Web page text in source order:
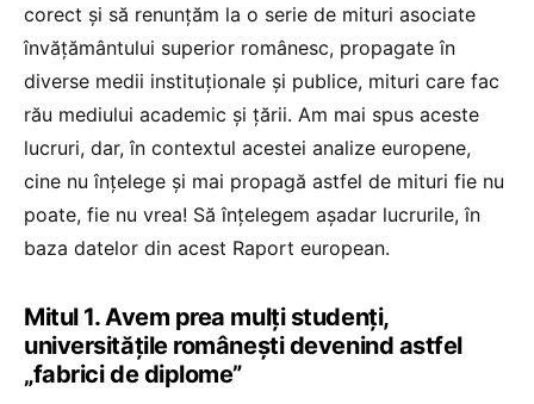
corect și să renunțăm la o serie de mituri asociate
învățământului superior românesc, propagate în
diverse medii instituționale și publice, mituri care fac
rău mediului academic și țării. Am mai spus aceste
lucruri, dar, în contextul acestei analize europene,
cine nu înțelege și mai propagă astfel de mituri fie nu
poate, fie nu vrea! Să înțelegem așadar lucrurile, în
baza datelor din acest Raport european.
Mitul 1. Avem prea mulți studenți,
universitățile românești devenind astfel
„fabrici de diplome”